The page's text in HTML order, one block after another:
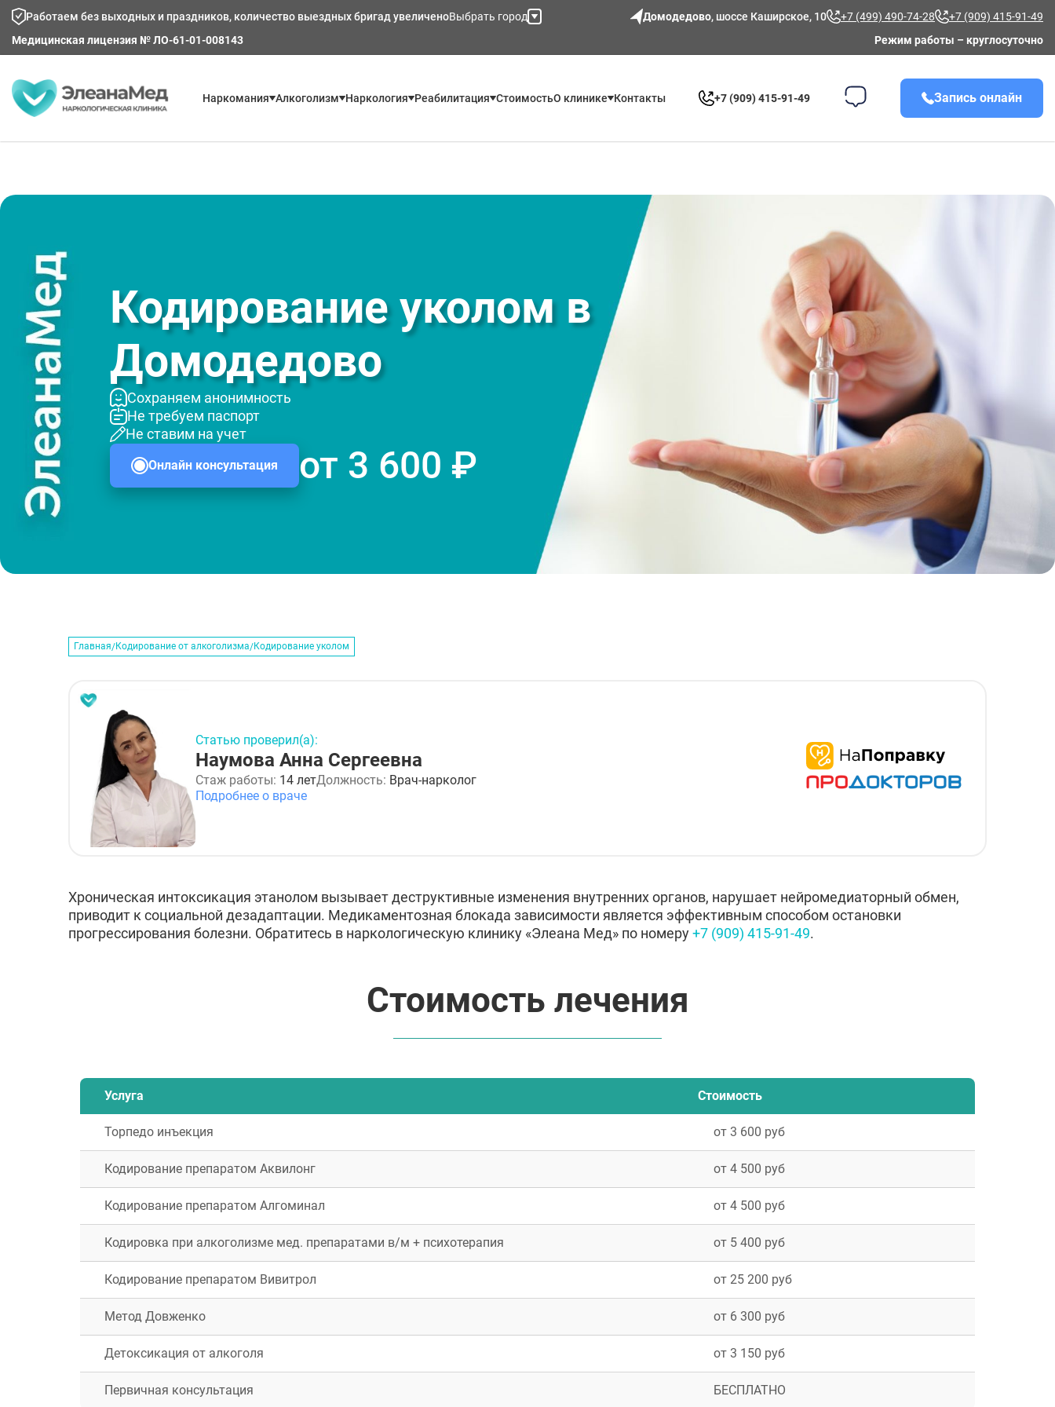
Работаем без выходных и праздников, количество выездных бригад увеличеноВыбрать город Домодедово, шоссе Каширское, 10 +7 (499) 490-74-28
+7 (909) 415-91-49
Медицинская лицензия № ЛО-61-01-008143
Режим работы – круглосуточно
Наркомания Алкоголизм Наркология Реабилитация СтоимостьО клинике Контакты +7 (909) 415-91-49 Запись онлайн
Кодирование уколом в
Домодедово
Сохраняем анонимность
Не требуем паспорт
Не ставим на учет
Онлайн консультация от 3 600 ₽
Главная Кодирование от алкоголизма Кодирование уколом
Статью проверил(а):
Наумова Анна Сергеевна
Стаж работы: 14 летДолжность: Врач-нарколог
Подробнее о враче
Хроническая интоксикация этанолом вызывает деструктивные изменения внутренних органов, нарушает нейромедиаторный обмен,
приводит к социальной дезадаптации. Медикаментозная блокада зависимости является эффективным способом остановки
прогрессирования болезни. Обратитесь в наркологическую клинику «Элеана Мед» по номеру+7 (909) 415-91-49.
Стоимость лечения
Услуга Стоимость
Торпедо инъекция от 3 600 руб
Кодирование препаратом Аквилонг от 4 500 руб
Кодирование препаратом Алгоминал от 4 500 руб
Кодировка при алкоголизме мед. препаратами в/м + психотерапия от 5 400 руб
Кодирование препаратом Вивитрол от 25 200 руб
Метод Довженко от 6 300 руб
Детоксикация от алкоголя от 3 150 руб
Первичная консультация БЕСПЛАТНО